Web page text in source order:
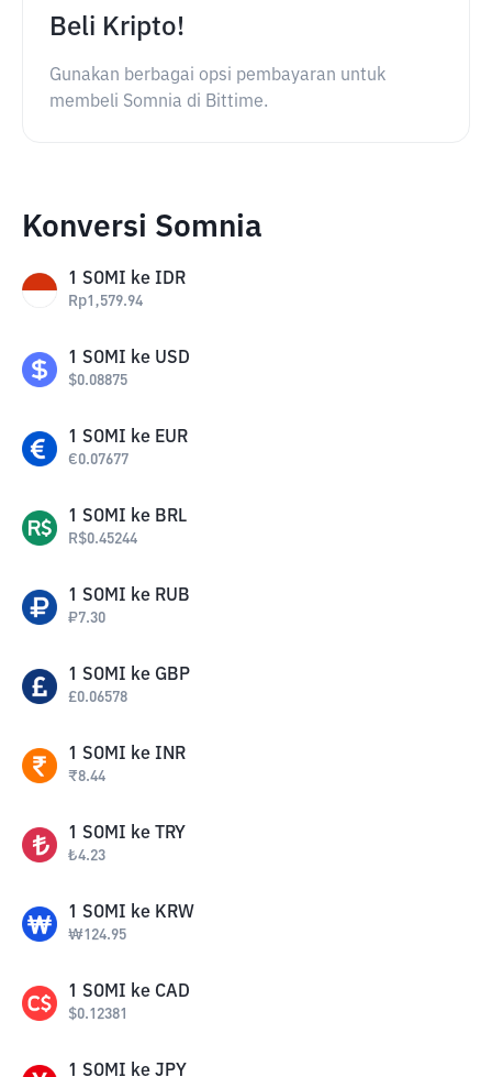
Beli Kripto!
Gunakan berbagai opsi pembayaran untuk
membeli Somnia di Bittime.
Konversi Somnia
1 SOMI ke IDR
Rp1,579.94
1 SOMI ke USD
$0.08875
1 SOMI ke EUR
€0.07677
1 SOMI ke BRL
R$0.45244
1 SOMI ke RUB
₽7.30
1 SOMI ke GBP
£0.06578
1 SOMI ke INR
₹8.44
1 SOMI ke TRY
₺4.23
1 SOMI ke KRW
₩124.95
1 SOMI ke CAD
$0.12381
1 SOMI ke JPY